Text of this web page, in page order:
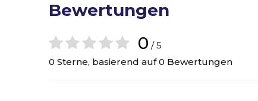
Bewertungen
0 / 5
0 Sterne, basierend auf 0 Bewertungen